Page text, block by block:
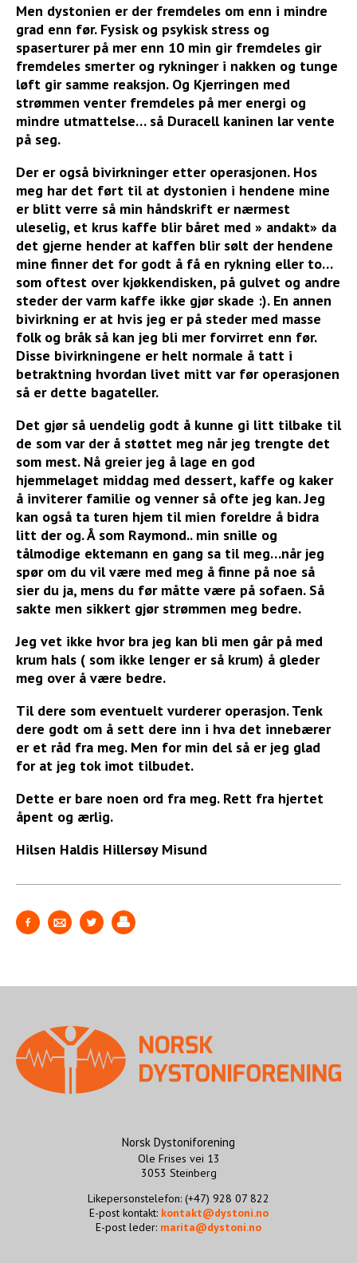
Men dystonien er der fremdeles om enn i mindre
grad enn før. Fysisk og psykisk stress og
spaserturer på mer enn 10 min gir fremdeles gir
fremdeles smerter og rykninger i nakken og tunge
løft gir samme reaksjon. Og Kjerringen med
strømmen venter fremdeles på mer energi og
mindre utmattelse… så Duracell kaninen lar vente
på seg.
Der er også bivirkninger etter operasjonen. Hos
meg har det ført til at dystonien i hendene mine
er blitt verre så min håndskrift er nærmest
uleselig, et krus kaffe blir båret med » andakt» da
det gjerne hender at kaffen blir sølt der hendene
mine finner det for godt å få en rykning eller to…
som oftest over kjøkkendisken, på gulvet og andre
steder der varm kaffe ikke gjør skade :). En annen
bivirkning er at hvis jeg er på steder med masse
folk og bråk så kan jeg bli mer forvirret enn før.
Disse bivirkningene er helt normale å tatt i
betraktning hvordan livet mitt var før operasjonen
så er dette bagateller.
Det gjør så uendelig godt å kunne gi litt tilbake til
de som var der å støttet meg når jeg trengte det
som mest. Nå greier jeg å lage en god
hjemmelaget middag med dessert, kaffe og kaker
å inviterer familie og venner så ofte jeg kan. Jeg
kan også ta turen hjem til mien foreldre å bidra
litt der og. Å som Raymond.. min snille og
tålmodige ektemann en gang sa til meg…når jeg
spør om du vil være med meg å finne på noe så
sier du ja, mens du før måtte være på sofaen. Så
sakte men sikkert gjør strømmen meg bedre.
Jeg vet ikke hvor bra jeg kan bli men går på med
krum hals ( som ikke lenger er så krum) å gleder
meg over å være bedre.
Til dere som eventuelt vurderer operasjon. Tenk
dere godt om å sett dere inn i hva det innebærer
er et råd fra meg. Men for min del så er jeg glad
for at jeg tok imot tilbudet.
Dette er bare noen ord fra meg. Rett fra hjertet
åpent og ærlig.
Hilsen Haldis Hillersøy Misund
Norsk Dystoniforening
Ole Frises vei 13
3053 Steinberg
Likepersonstelefon: (+47) 928 07 822
E-post kontakt: kontakt@dystoni.no
E-post leder: marita@dystoni.no